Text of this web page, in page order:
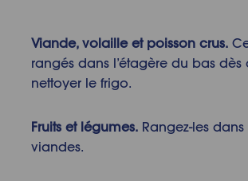
Viande, volaille et poisson crus.
rangés dans l’étagère du bas
nettoyer le frigo.
Fruits et légumes.Rangez-les
viandes.